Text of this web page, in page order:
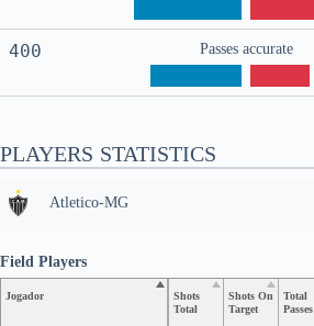
400 Passes accurate
PLAYERS STATISTICS
Atletico-MG
Jogador
Shots
Total
Shots On
Target
Total
Passes
Field Players